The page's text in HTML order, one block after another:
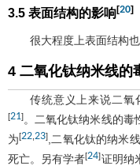
3.5 表面结构的影响[20]
很大程度上表面结构
4 二氧化钛纳米线的
传统意义上来说二氧
[21]。二氧化钛纳米线的毒
为[22 23] ,二氧化钛的纳米
死亡。另有学者[24]证明纳